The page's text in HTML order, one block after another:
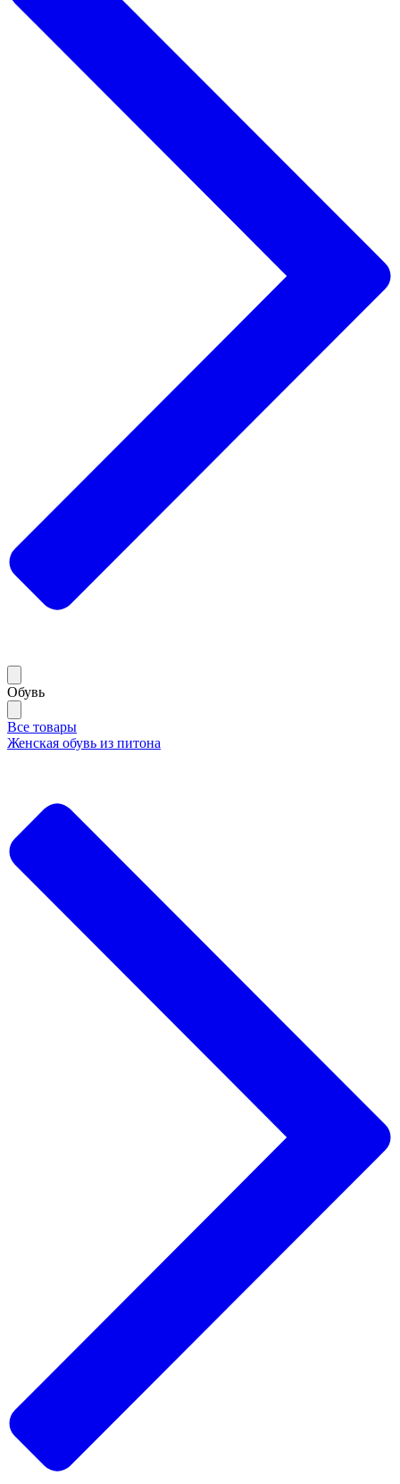
Обувь
Все товары
Женская обувь из питона